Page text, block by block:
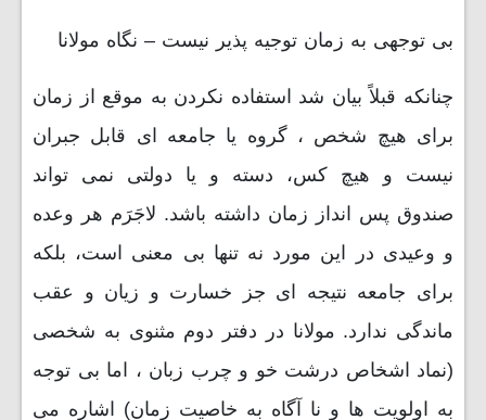
بی توجهی به زمان توجیه پذیر نیست – نگاه مولانا
چنانکه قبلاً بیان شد استفاده نکردن به موقع از زمان
برای هیچ شخص ، گروه یا جامعه ای قابل جبران
نیست و هیچ کس، دسته و یا دولتی نمی تواند
صندوق پس انداز زمان داشته باشد. لاجَرَم هر وعده
و وعیدی در این مورد نه تنها بی معنی است، بلکه
برای جامعه نتیجه ای جز خسارت و زیان و عقب
ماندگی ندارد. مولانا در دفتر دوم مثنوی به شخصی
(نماد اشخاص درشت خو و چرب زبان ، اما بی توجه
به اولویت ها و نا آگاه به خاصیت زمان) اشاره می